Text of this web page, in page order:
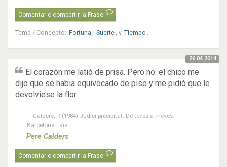
Comentar o compartir la Frase
Tema / Concepto: Fortuna Suerte , y Tiempo
26.04.2014
El corazón me latió de prisa. Pero no: el chico me
dijo que se habia equivocado de piso y me pidió que le
devolviese la flor.
Calders, P. (1984) Judici precipitat. De teves a meves.
Barcelona:Laia
Pere Calders
Comentar o compartir la Frase